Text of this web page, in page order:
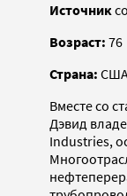
Источник
Возраст: 76
Страна:
Вместе со
Дэвид
Industries,